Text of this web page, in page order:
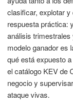
clasificar, explotar
respuesta práctica:
análisis
modelo ganador es
qué está expuesto
el catálogo KEV de
negocio y
ataque vivas.